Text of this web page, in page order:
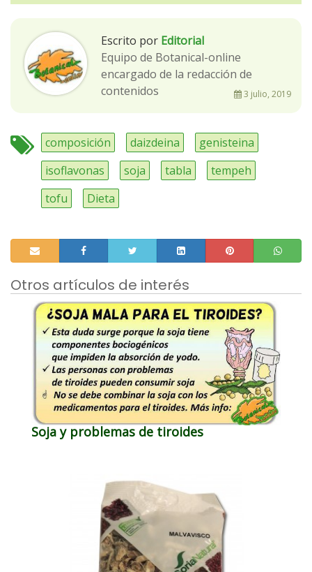
Escrito por Editorial
Equipo de Botanical-online
encargado de la redacción de
contenidos
3 julio, 2019
composición daizdeina
genisteina
isoflavonas
soja tabla
tempeh
tofu
Dieta
Otros artículos de interés
Soja y problemas de tiroides